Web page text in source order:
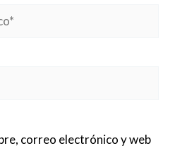
correo electrónico y web